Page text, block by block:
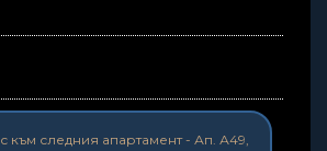
към следния апартамент - Ап. А49,